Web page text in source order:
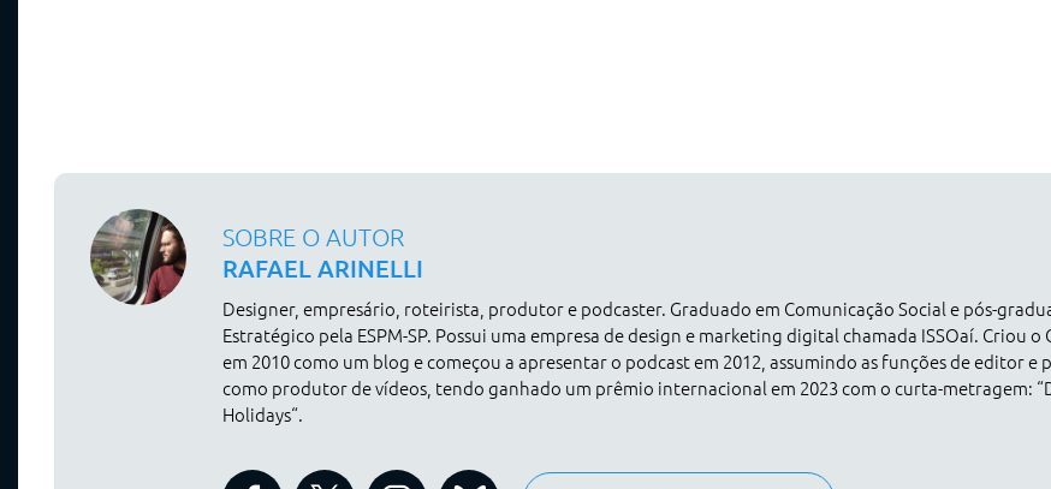
SOBRE O AUTOR
RAFAEL ARINELLI
Designer, empresário, roteirista, produtor e podcaster. Graduado em Comunicação Social e pós-
Estratégico pela ESPM-SP. Possui uma empresa de design e marketing digital chamada ISSOaí. Criou o
em 2010 como um blog e começou a apresentar o podcast em 2012, assumindo as funções de editor e
como produtor de vídeos, tendo ganhado um prêmio internacional em 2023 com o curta-metragem:
Holidays“.